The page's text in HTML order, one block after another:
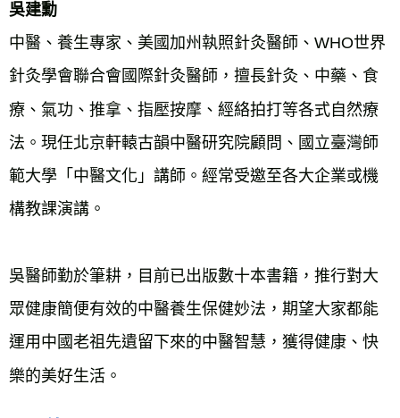
吳建勳
中醫、養生專家、美國加州執照針灸醫師、WHO世界
針灸學會聯合會國際針灸醫師，擅長針灸、中藥、食
療、氣功、推拿、指壓按摩、經絡拍打等各式自然療
法。現任北京軒轅古韻中醫研究院顧問、國立臺灣師
範大學「中醫文化」講師。經常受邀至各大企業或機
構教課演講。
吳醫師勤於筆耕，目前已出版數十本書籍，推行對大
眾健康簡便有效的中醫養生保健妙法，期望大家都能
運用中國老祖先遺留下來的中醫智慧，獲得健康、快
樂的美好生活。